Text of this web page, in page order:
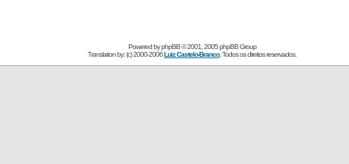
Powered byphpBB© 2001, 2005 phpBB Group
Translation by: (c) 2000-2006Luiz Castelo-Branco, Todos os direitos reservados.